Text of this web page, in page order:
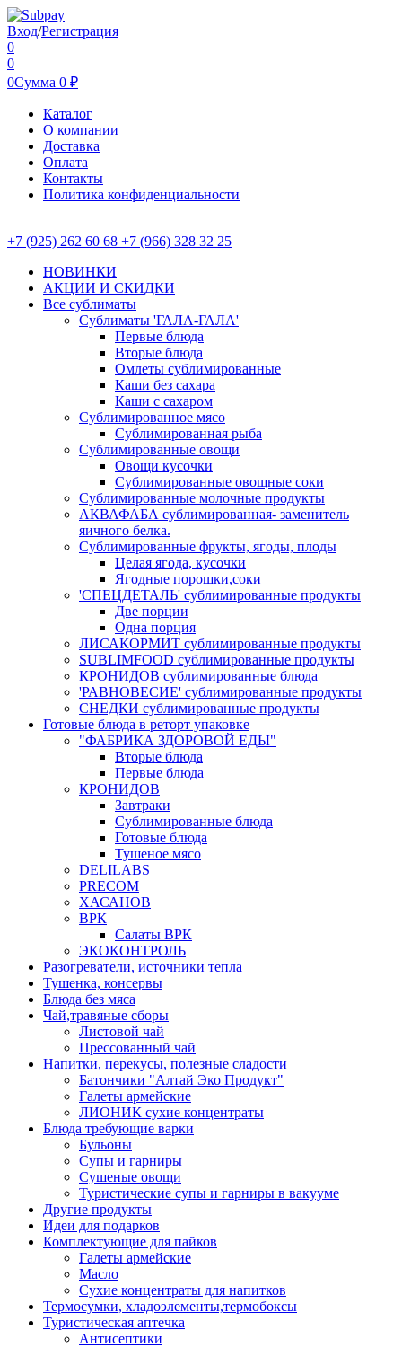
Вход/Регистрация
0
0
0Сумма 0 ₽
Каталог
О компании
Доставка
Оплата
Контакты
Политика конфиденциальности
+7 (925) 262 60 68 +7 (966) 328 32 25
НОВИНКИ
АКЦИИ И СКИДКИ
Все сублиматы
Сублиматы 'ГАЛА-ГАЛА'
Первые блюда
Вторые блюда
Омлеты сублимированные
Каши без сахара
Каши с сахаром
Сублимированное мясо
Сублимированная рыба
Сублимированные овощи
Овощи кусочки
Сублимированные овощные соки
Сублимированные молочные продукты
АКВАФАБА сублимированная- заменитель
яичного белка.
Сублимированные фрукты, ягоды, плоды
Целая ягода, кусочки
Ягодные порошки,соки
'СПЕЦДЕТАЛЬ' сублимированные продукты
Две порции
Одна порция
ЛИСАКОРМИТ сублимированные продукты
SUBLIMFOOD сублимированные продукты
КРОНИДОВ сублимированные блюда
'РАВНОВЕСИЕ' сублимированные продукты
СНЕДКИ сублимированные продукты
Готовые блюда в реторт упаковке
"ФАБРИКА ЗДОРОВОЙ ЕДЫ"
Вторые блюда
Первые блюда
КРОНИДОВ
Завтраки
Сублимированные блюда
Готовые блюда
Тушеное мясо
DELILABS
PRECOM
ХАСАНОВ
ВРК
Салаты ВРК
ЭКОКОНТРОЛЬ
Разогреватели, источники тепла
Тушенка, консервы
Блюда без мяса
Чай,травяные сборы
Листовой чай
Прессованный чай
Напитки, перекусы, полезные сладости
Батончики "Алтай Эко Продукт"
Галеты армейские
ЛИОНИК сухие концентраты
Блюда требующие варки
Бульоны
Супы и гарниры
Сушеные овощи
Туристические супы и гарниры в вакууме
Другие продукты
Идеи для подарков
Комплектующие для пайков
Галеты армейские
Масло
Сухие концентраты для напитков
Термосумки, хладоэлементы,термобоксы
Туристическая аптечка
Антисептики